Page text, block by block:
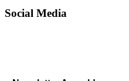
Social Media